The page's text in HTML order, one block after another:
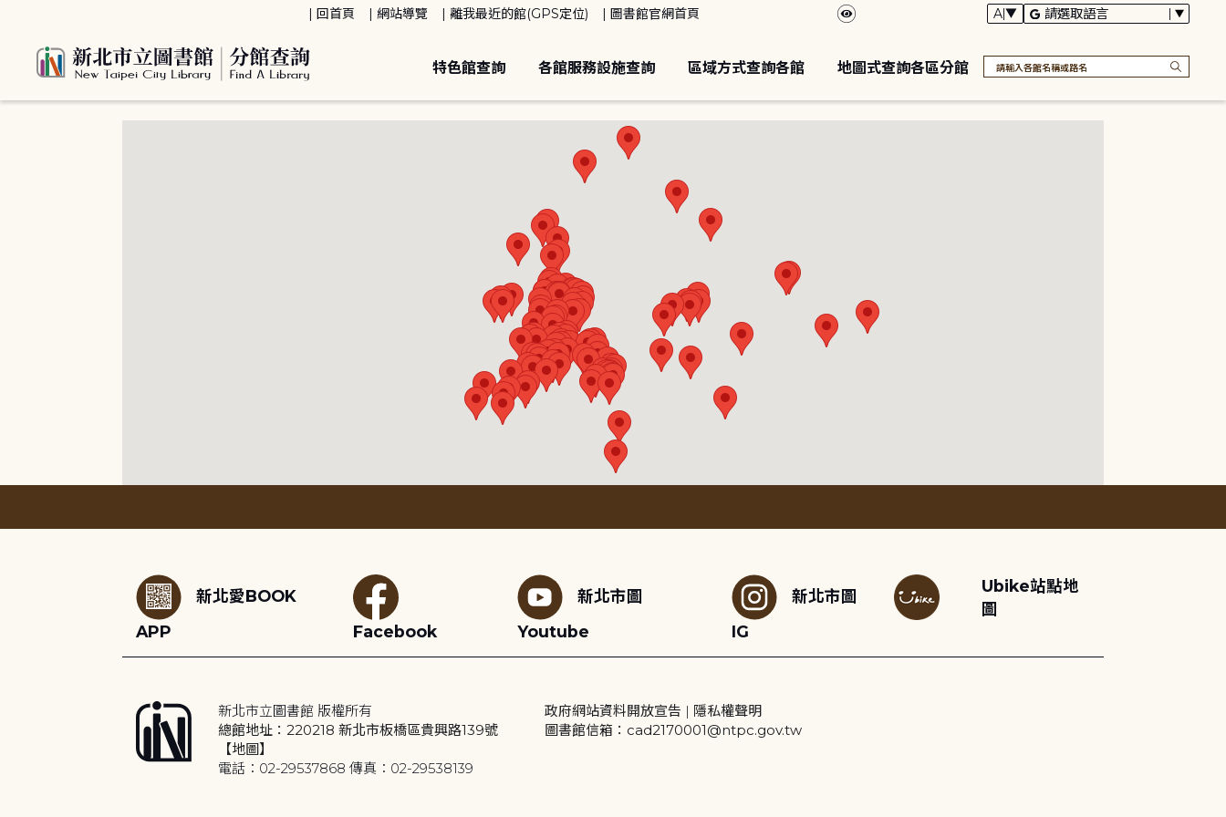
回首頁 網站導覽 離我最近的館(GPS定位) 圖書館官網首頁
特色館查詢 各館服務設施查詢 區域方式查詢各館 地圖式查詢各區分館
新北愛BOOK
APP
Facebook
新北市圖
Youtube
新北市圖
IG
Ubike站點地
圖
新北市立圖書館 版權所有
總館地址：220218 新北市板橋區貴興路139號
【地圖】
電話：02-29537868 傳真：02-29538139
政府網站資料開放宣告 | 隱私權聲明
圖書館信箱：cad2170001@ntpc.gov.tw